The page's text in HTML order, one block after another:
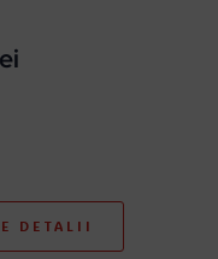
DETALII